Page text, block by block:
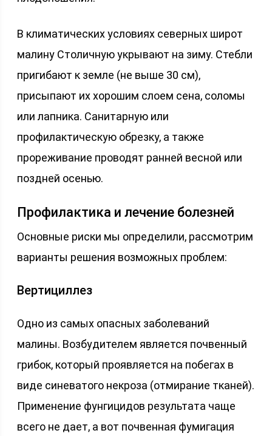
В климатических условиях северных широт
малину Столичную укрывают на зиму. Стебли
пригибают к земле (не выше 30 см),
присыпают их хорошим слоем сена, соломы
или лапника. Санитарную или
профилактическую обрезку, а также
прореживание проводят ранней весной или
поздней осенью.
Профилактика и лечение болезней
Основные риски мы определили, рассмотрим
варианты решения возможных проблем:
Вертициллез
Одно из самых опасных заболеваний
малины. Возбудителем является почвенный
грибок, который проявляется на побегах в
виде синеватого некроза (отмирание тканей).
Применение фунгицидов результата чаще
всего не дает, а вот почвенная фумигация